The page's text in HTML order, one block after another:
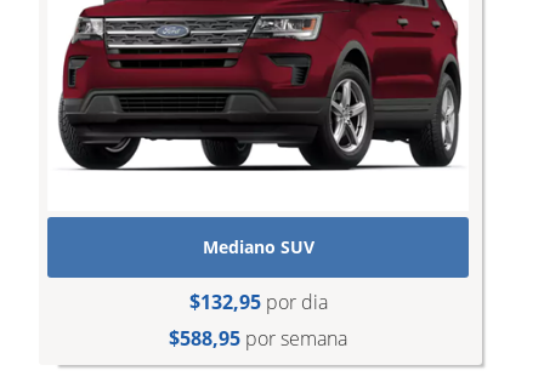
Mediano SUV
$132,95por dia
$588,95 por semana